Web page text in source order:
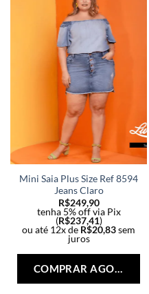
Mini Saia Plus Size Ref 8594
Jeans Claro
R$249,90
tenha 5% off via Pix
(R$237,41)
ou até 12x de R$20,83sem
juros
COMPRAR AGORA